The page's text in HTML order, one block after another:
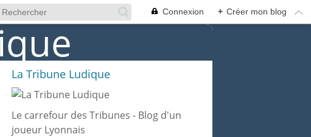
Connexion + Créer mon blog
La Tribune Ludique
Le carrefour des Tribunes - Blog d'un
joueur Lyonnais